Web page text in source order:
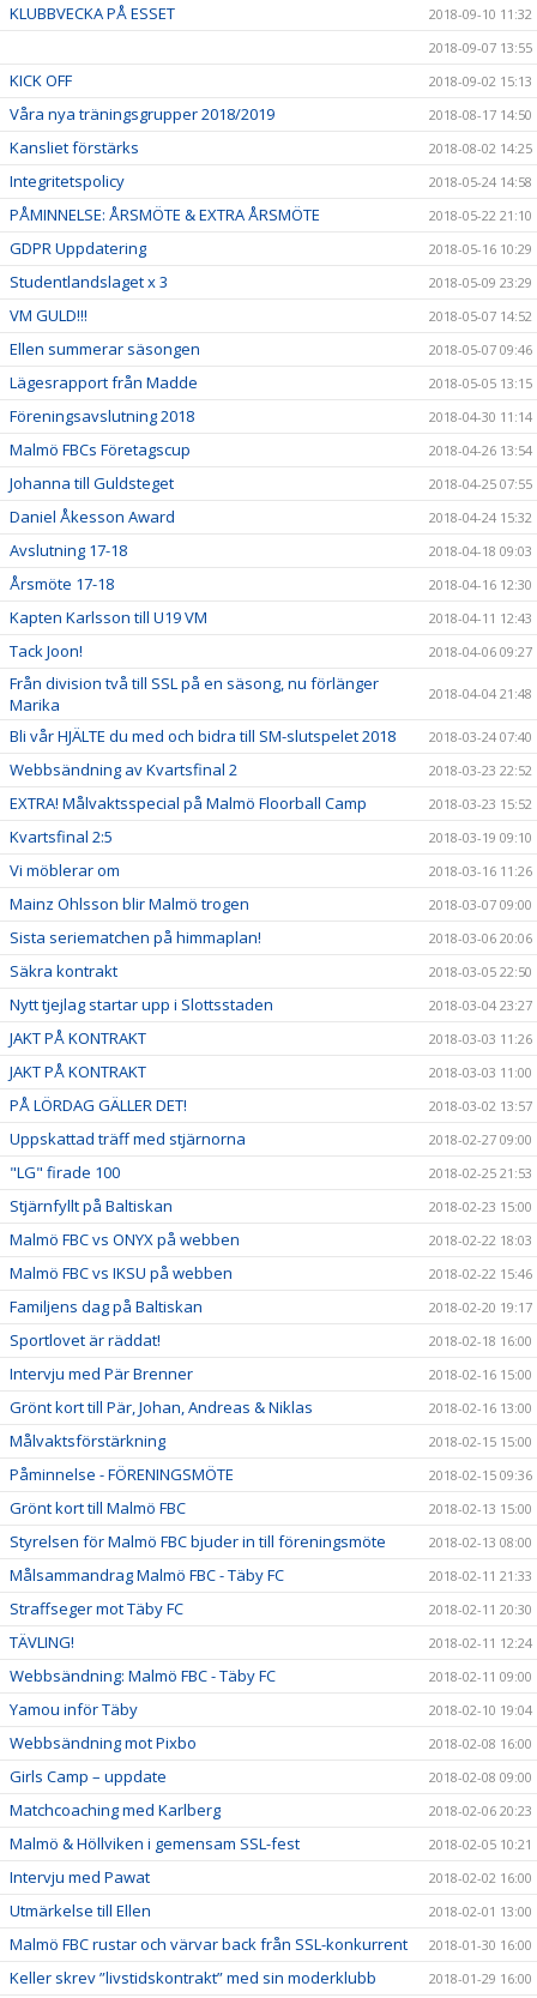
KLUBBVECKA PÅ ESSET
2018-09-10 11:32
2018-09-07 13:55
KICK OFF 2018-09-02 15:13
Våra nya träningsgrupper 2018/2019 2018-08-17 14:50
Kansliet förstärks 2018-08-02 14:25
Integritetspolicy 2018-05-24 14:58
PÅMINNELSE: ÅRSMÖTE & EXTRA ÅRSMÖTE 2018-05-22 21:10
GDPR Uppdatering 2018-05-16 10:29
Studentlandslaget x 3 2018-05-09 23:29
VM GULD!!! 2018-05-07 14:52
Ellen summerar säsongen 2018-05-07 09:46
Lägesrapport från Madde 2018-05-05 13:15
Föreningsavslutning 2018 2018-04-30 11:14
Malmö FBCs Företagscup 2018-04-26 13:54
Johanna till Guldsteget 2018-04-25 07:55
Daniel Åkesson Award 2018-04-24 15:32
Avslutning 17-18 2018-04-18 09:03
Årsmöte 17-18 2018-04-16 12:30
Kapten Karlsson till U19 VM 2018-04-11 12:43
Tack Joon! 2018-04-06 09:27
Från division två till SSL på en säsong, nu förlänger
Marika
2018-04-04 21:48
Bli vår HJÄLTE du med och bidra till SM-slutspelet 2018 2018-03-24 07:40
Webbsändning av Kvartsfinal 2 2018-03-23 22:52
EXTRA! Målvaktsspecial på Malmö Floorball Camp 2018-03-23 15:52
Kvartsfinal 2:5 2018-03-19 09:10
Vi möblerar om 2018-03-16 11:26
Mainz Ohlsson blir Malmö trogen 2018-03-07 09:00
Sista seriematchen på himmaplan! 2018-03-06 20:06
Säkra kontrakt 2018-03-05 22:50
Nytt tjejlag startar upp i Slottsstaden 2018-03-04 23:27
JAKT PÅ KONTRAKT 2018-03-03 11:26
JAKT PÅ KONTRAKT 2018-03-03 11:00
PÅ LÖRDAG GÄLLER DET! 2018-03-02 13:57
Uppskattad träff med stjärnorna 2018-02-27 09:00
"LG" firade 100 2018-02-25 21:53
Stjärnfyllt på Baltiskan 2018-02-23 15:00
Malmö FBC vs ONYX på webben 2018-02-22 18:03
Malmö FBC vs IKSU på webben 2018-02-22 15:46
Familjens dag på Baltiskan 2018-02-20 19:17
Sportlovet är räddat! 2018-02-18 16:00
Intervju med Pär Brenner 2018-02-16 15:00
Grönt kort till Pär, Johan, Andreas & Niklas 2018-02-16 13:00
Målvaktsförstärkning 2018-02-15 15:00
Påminnelse - FÖRENINGSMÖTE 2018-02-15 09:36
Grönt kort till Malmö FBC 2018-02-13 15:00
Styrelsen för Malmö FBC bjuder in till föreningsmöte 2018-02-13 08:00
Målsammandrag Malmö FBC - Täby FC 2018-02-11 21:33
Straffseger mot Täby FC 2018-02-11 20:30
TÄVLING! 2018-02-11 12:24
Webbsändning: Malmö FBC - Täby FC 2018-02-11 09:00
Yamou inför Täby 2018-02-10 19:04
Webbsändning mot Pixbo 2018-02-08 16:00
Girls Camp – uppdate 2018-02-08 09:00
Matchcoaching med Karlberg 2018-02-06 20:23
Malmö & Höllviken i gemensam SSL-fest 2018-02-05 10:21
Intervju med Pawat 2018-02-02 16:00
Utmärkelse till Ellen 2018-02-01 13:00
Malmö FBC rustar och värvar back från SSL-konkurrent 2018-01-30 16:00
Keller skrev ”livstidskontrakt” med sin moderklubb 2018-01-29 16:00